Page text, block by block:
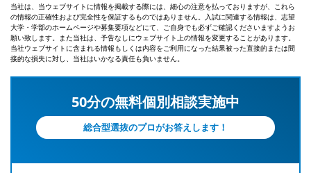
当社は、当ウェブサイトに情報を掲載する際には、細心の注意を払っておりますが、これら
の情報の正確性および完全性を保証するものではありません。入試に関連する情報は、志望
大学・学部のホームページや募集要項などにて、ご自身でも必ずご確認くださいますようお
願い致します。また当社は、予告なしにウェブサイト上の情報を変更することがあります。
当社ウェブサイトに含まれる情報もしくは内容をご利用になった結果被った直接的または間
接的な損失に対し、当社はいかなる責任も負いません。
50分の無料個別相談実施中
総合型選抜のプロがお答えします！